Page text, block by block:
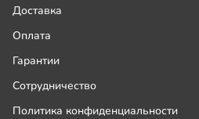
Доставка
Оплата
Гарантии
Сотрудничество
Политика конфиденциальности